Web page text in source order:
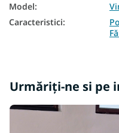
Model:
Caracteristici:
Urmăriți-ne si pe